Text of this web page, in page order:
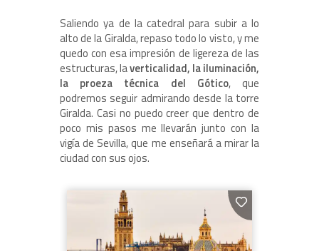
Saliendo ya de la catedral para subir a lo
alto de la Giralda, repaso todo lo visto, y me
quedo con esa impresión de ligereza de las
estructuras, laverticalidad, la iluminación,
la proeza técnica del Gótico, que
podremos seguir admirando desde la torre
Giralda. Casi no puedo creer que dentro de
poco mis pasos me llevarán junto con la
vigía de Sevilla, que me enseñará a mirar la
ciudad con sus ojos.